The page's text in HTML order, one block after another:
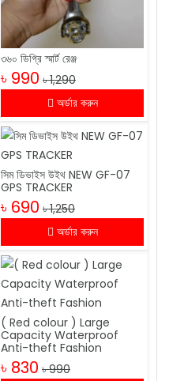
৩৬০ ডিগ্রি স্মার্ট রেঞ্জ
৳ 990 ৳ 1,290
অর্ডার করুন
সিম ডিভাইস উইথ NEW GF-07
GPS TRACKER
৳ 690 ৳ 1,250
অর্ডার করুন
( Red colour ) Large
Capacity Waterproof
Anti-theft Fashion
৳ 830 ৳ 990